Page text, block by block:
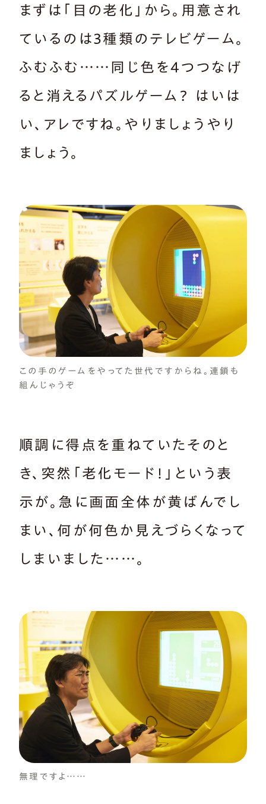
まずは「目の老化」から。用意され
ているのは3種類のテレビゲーム。
ふむふむ……同じ色を4つつなげ
ると消えるパズルゲーム？ はいは
い、アレですね。やりましょうやり
ましょう。
この手のゲームをやってた世代ですからね。連鎖も
組んじゃうぞ
順調に得点を重ねていたそのと
き、突然「老化モード！」という表
示が。急に画面全体が黄ばんでし
まい、何が何色か見えづらくなって
しまいました……。
無理ですよ……